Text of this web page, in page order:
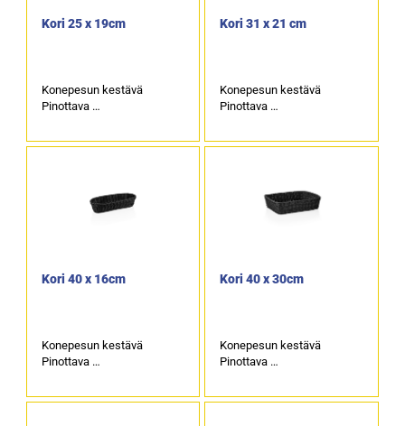
Kori 25 x 19cm
Konepesun kestävä
Pinottava
Kori 31 x 21 cm
Konepesun kestävä
Pinottava
Kori 40 x 16cm
Konepesun kestävä
Pinottava
Kori 40 x 30cm
Konepesun kestävä
Pinottava